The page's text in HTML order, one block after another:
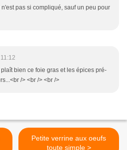
n'est pas si compliqué, sauf un peu pour
bien ce foie gras et les épices pré-
/> <br /> <br />
Petite verrine aux oeufs
toute simple >